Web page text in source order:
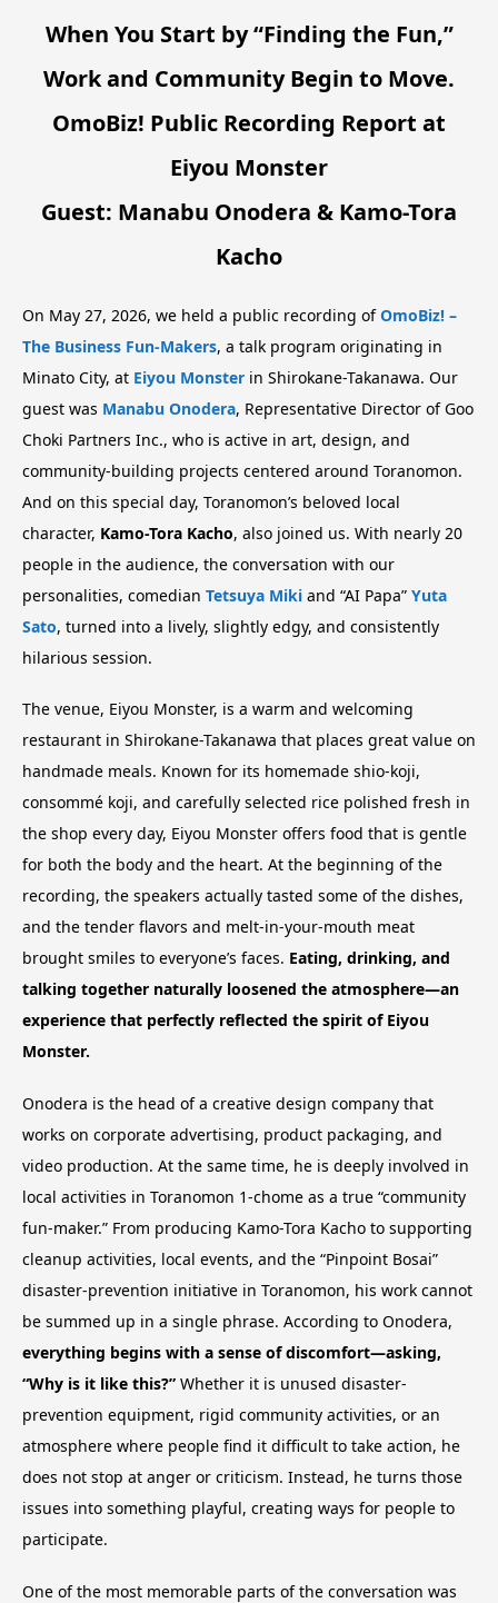
When You Start by “Finding the Fun,”
Work and Community Begin to Move.
OmoBiz! Public Recording Report at
Eiyou Monster
Guest: Manabu Onodera & Kamo-Tora
Kacho
On May 27, 2026, we held a public recording of OmoBiz! –
The Business Fun-Makers, a talk program originating in
Minato City, at Eiyou Monster in Shirokane-Takanawa. Our
guest was Manabu Onodera, Representative Director of Goo
Choki Partners Inc., who is active in art, design, and
community-building projects centered around Toranomon.
And on this special day, Toranomon’s beloved local
character, Kamo-Tora Kacho, also joined us. With nearly 20
people in the audience, the conversation with our
personalities, comedian Tetsuya Miki and “AI Papa” Yuta
Sato, turned into a lively, slightly edgy, and consistently
hilarious session.
The venue, Eiyou Monster, is a warm and welcoming
restaurant in Shirokane-Takanawa that places great value on
handmade meals. Known for its homemade shio-koji,
consommé koji, and carefully selected rice polished fresh in
the shop every day, Eiyou Monster offers food that is gentle
for both the body and the heart. At the beginning of the
recording, the speakers actually tasted some of the dishes,
and the tender flavors and melt-in-your-mouth meat
brought smiles to everyone’s faces. Eating, drinking, and
talking together naturally loosened the atmosphere—an
experience that perfectly reflected the spirit of Eiyou
Monster.
Onodera is the head of a creative design company that
works on corporate advertising, product packaging, and
video production. At the same time, he is deeply involved in
local activities in Toranomon 1-chome as a true “community
fun-maker.” From producing Kamo-Tora Kacho to supporting
cleanup activities, local events, and the “Pinpoint Bosai”
disaster-prevention initiative in Toranomon, his work cannot
be summed up in a single phrase. According to Onodera,
everything begins with a sense of discomfort—asking,
“Why is it like this?” Whether it is unused disaster-
prevention equipment, rigid community activities, or an
atmosphere where people find it difficult to take action, he
does not stop at anger or criticism. Instead, he turns those
issues into something playful, creating ways for people to
participate.
One of the most memorable parts of the conversation was